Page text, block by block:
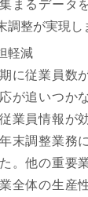
まるデータ
整が実現し
軽減
に従業員数
が追いつか
業員情報が
末調整業務
。他の重要
全体の生産